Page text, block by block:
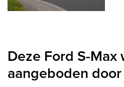
Deze Ford S-Max
aangeboden door